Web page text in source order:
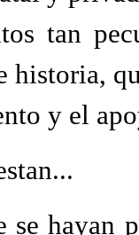
tan
historia,
y el
se hayan